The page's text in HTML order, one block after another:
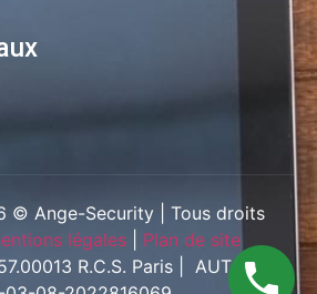
© Ange-Security | Tous droits
légales| Plan de site
R.C.S. Paris | AUT-094-